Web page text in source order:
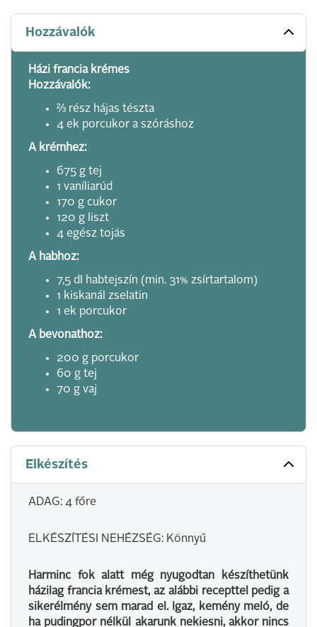
Hozzávalók
Házi francia krémes
Hozzávalók:
⅔ rész hájas tészta
4 ek porcukor a szóráshoz
A krémhez:
675 g tej
1 vaníliarúd
170 g cukor
120 g liszt
4 egész tojás
A habhoz:
7,5 dl habtejszín (min. 31% zsírtartalom)
1 kiskanál zselatin
1 ek porcukor
A bevonathoz:
200 g porcukor
60 g tej
70 g vaj
Elkészítés
ADAG: 4 főre
ELKÉSZÍTÉSI NEHÉZSÉG: Könnyű
Harminc fok alatt még nyugodtan készíthetünk
házilag francia krémest, az alábbi recepttel pedig a
sikerélmény sem marad el. Igaz, kemény meló, de
ha pudingpor nélkül akarunk nekiesni, akkor nincs